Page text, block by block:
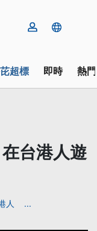
超標 即時 熱
台港人遊
人 ...